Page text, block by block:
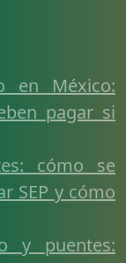
en México:
pagar si
cómo se
SEP y cómo
y puentes: